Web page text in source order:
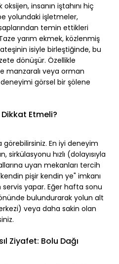
insanın iştahını hiç
yolundaki işletmeler,
temin ettikleri
yarım ekmek, közlenmiş
isiyle birleştiğinde, bu
dönüşür. Özellikle
manzaralı veya orman
görsel bir şölene
Etmeli?
En iyi deneyim
hızlı (dolayısıyla
uyan mekanları tercih
pişir kendin ye" imkanı
servis yapar. Eğer hafta sonu
bulundurarak yolun alt
veya daha sakin olan
Ziyafet: Bolu Dağı